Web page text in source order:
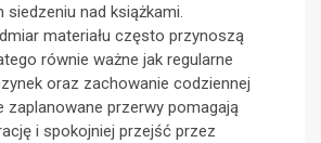
siedzeniu nad książkami.
materiału często przynoszą
równie ważne jak regularne
oraz zachowanie codziennej
zaplanowane przerwy pomagają
i spokojniej przejść przez